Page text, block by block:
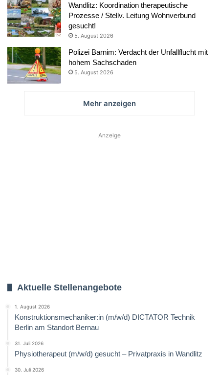
Wandlitz: Koordination therapeutische
Prozesse / Stellv. Leitung Wohnverbund
gesucht!
5. August 2026
Polizei Barnim: Verdacht der Unfallflucht mit
hohem Sachschaden
5. August 2026
Mehr anzeigen
Anzeige
Aktuelle Stellenangebote
1. August 2026
Konstruktionsmechaniker:in (m/w/d) DICTATOR Technik
Berlin am Standort Bernau
31. Juli 2026
Physiotherapeut (m/w/d) gesucht – Privatpraxis in Wandlitz
30. Juli 2026